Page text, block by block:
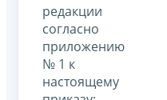
редакции
согласно
приложению
№ 1 к
настоящему